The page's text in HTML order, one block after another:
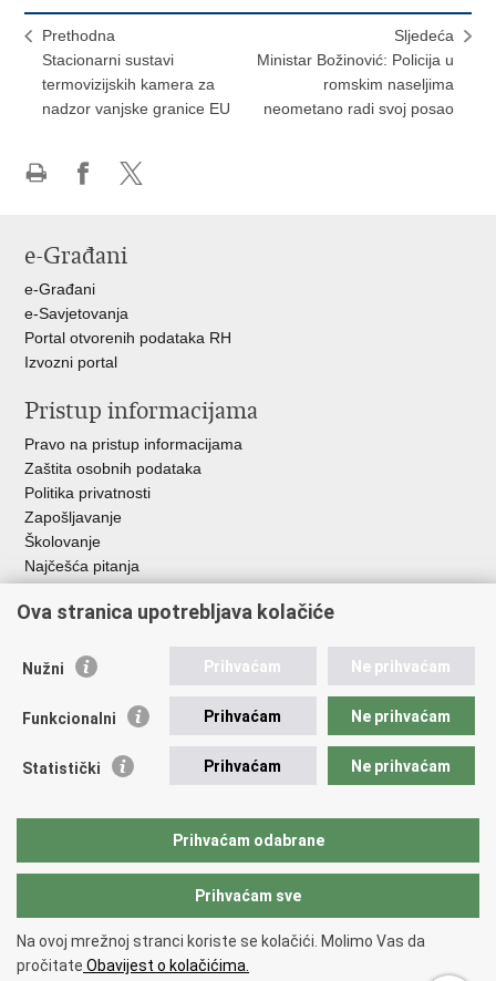
Prethodna
Stacionarni sustavi
termovizijskih kamera za
nadzor vanjske granice EU
Sljedeća
Ministar Božinović: Policija u
romskim naseljima
neometano radi svoj posao
Facebooku
X-
e-Građani
e-Građani
e-Savjetovanja
Portal otvorenih podataka RH
Izvozni portal
Pristup informacijama
Pravo na pristup informacijama
Zaštita osobnih podataka
Politika privatnosti
Zapošljavanje
Školovanje
Najčešća pitanja
Važne poveznice
EMN Nacionalna kontaktna točka za Republiku Hrvatsku
Policijska akademija
Zaklada policijske solidarnosti
Udruge
Copyright © 2026 Ministarstvo unutarnjih poslova Republike Hrvatske.
Uvjeti korištenja.Izjava o pristupačnosti
Ova stranica upotrebljava kolačiće
Nužni Prihvaćam Ne prihvaćam
Funkcionalni Prihvaćam Ne prihvaćam
Statistički Prihvaćam Ne prihvaćam
Prihvaćam odabrane
Prihvaćam sve
Na ovoj mrežnoj stranci koriste se kolačići. Molimo Vas da
pročitate Obavijest o kolačićima.